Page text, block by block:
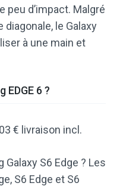
peu d’impact. Malgré
le Galaxy
à une main et
EDGE 6 ?
€ livraison incl.
S6 Edge ? Les
S6 Edge et S6